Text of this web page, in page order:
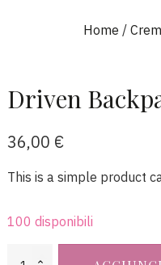
Home /
Driven
36,00 €
This is a simple product
100 disponibili